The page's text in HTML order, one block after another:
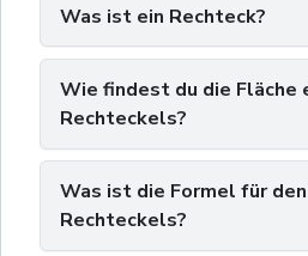
Was ist ein Rechteck?
Wie findest du die Fläche
Rechteckels?
Was ist die Formel für
Rechteckels?